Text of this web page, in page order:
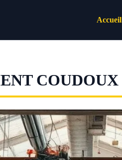
Accueil
COUDOUX